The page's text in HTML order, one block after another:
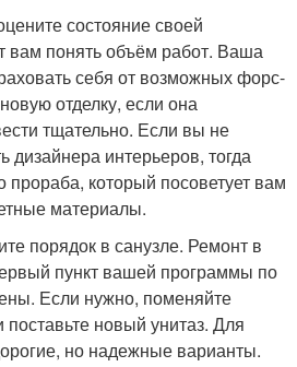
состояние своей
вам понять объём работ. Ваша
себя от возможных форс-
отделку, если она
тщательно. Если вы не
дизайнера интерьеров, тогда
прораба, который посоветует вам
материалы.
порядок в санузле. Ремонт в
пункт вашей программы по
Если нужно, поменяйте
поставьте новый унитаз. Для
но надежные варианты.